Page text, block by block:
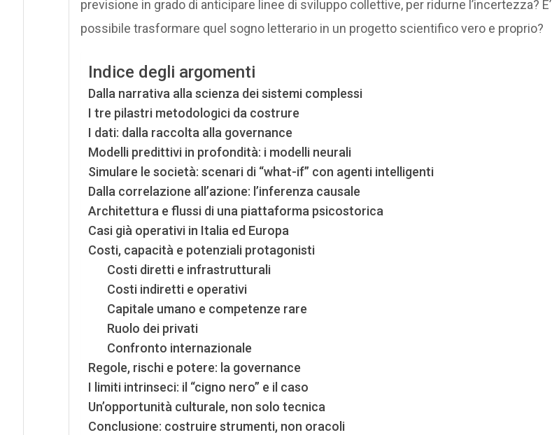
previsione in grado di anticipare linee di sviluppo collettive, per ridurne l’incertezza? E’
possibile trasformare quel sogno letterario in un progetto scientifico vero e proprio?
Indice degli argomenti
Dalla narrativa alla scienza dei sistemi complessi
I tre pilastri metodologici da costrure
I dati: dalla raccolta alla governance
Modelli predittivi in profondità: i modelli neurali
Simulare le società: scenari di “what-if” con agenti intelligenti
Dalla correlazione all’azione: l’inferenza causale
Architettura e flussi di una piattaforma psicostorica
Casi già operativi in Italia ed Europa
Costi, capacità e potenziali protagonisti
Costi diretti e infrastrutturali
Costi indiretti e operativi
Capitale umano e competenze rare
Ruolo dei privati
Confronto internazionale
Regole, rischi e potere: la governance
I limiti intrinseci: il “cigno nero” e il caso
Un’opportunità culturale, non solo tecnica
Conclusione: costruire strumenti, non oracoli